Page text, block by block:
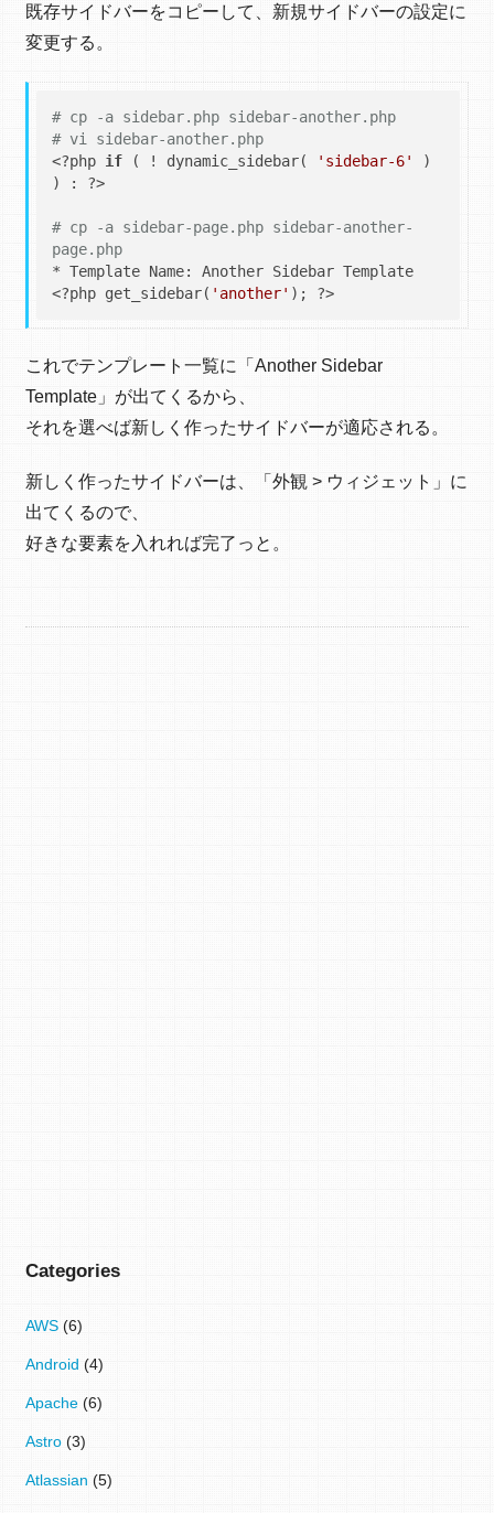
既存サイドバーをコピーして、新規サイドバーの設定に
変更する。
# cp -a sidebar.php sidebar-another.php
# vi sidebar-another.php
<?php if ( ! dynamic_sidebar( 'sidebar-6'
)
) : ?>
# cp -a sidebar-page.php sidebar-another-
page.php
* Template Name: Another Sidebar Template
<?php get_sidebar( 'another' ); ?>
これでテンプレート一覧に「Another Sidebar
Template」が出てくるから、
それを選べば新しく作ったサイドバーが適応される。
新しく作ったサイドバーは、「外観 > ウィジェット」に
出てくるので、
好きな要素を入れれば完了っと。
Categories
AWS (6)
Android (4)
Apache (6)
Astro (3)
Atlassian (5)